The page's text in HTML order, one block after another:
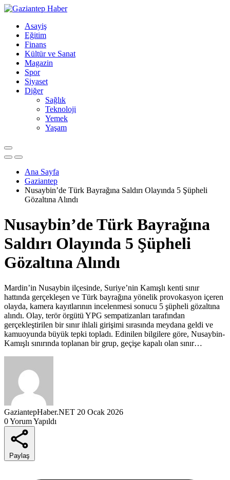
Asayiş
Eğitim
Finans
Kültür ve Sanat
Magazin
Spor
Siyaset
Diğer
Sağlık
Teknoloji
Yemek
Yaşam
Ana Sayfa
Gaziantep
Nusaybin’de Türk Bayrağına Saldırı Olayında 5 Şüpheli
Gözaltına Alındı
Nusaybin’de Türk Bayrağına
Saldırı Olayında 5 Şüpheli
Gözaltına Alındı
Mardin’in Nusaybin ilçesinde, Suriye’nin Kamışlı kenti sınır
hattında gerçekleşen ve Türk bayrağına yönelik provokasyon içeren
olayda, kamera kayıtlarının incelenmesi sonucu 5 şüpheli gözaltına
alındı. Olay, terör örgütü YPG sempatizanları tarafından
gerçekleştirilen bir sınır ihlali girişimi sırasında meydana geldi ve
kamuoyunda büyük tepki topladı. Edinilen bilgilere göre, Nusaybin-
Kamışlı sınırında toplanan bir grup, geçişe kapalı olan sınır…
GaziantepHaber.NET 20 Ocak 2026
0 Yorum Yapıldı
Paylaş